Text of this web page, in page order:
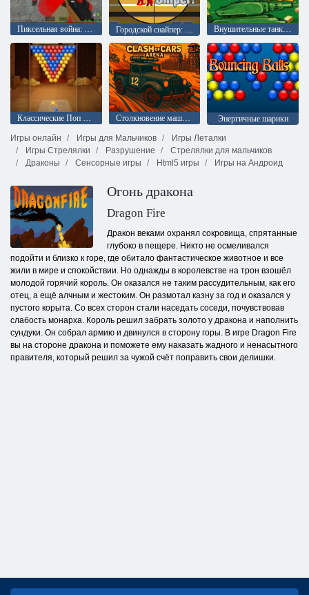
Пиксельная война: Апокалипсис зомби Городской снайпер: Супер Снайпер! Внушительные танки 2
Классические Поп Пузыри Столкновение машин: Арена
Энергичные шарики
Игры онлайн
Игры для Мальчиков
Игры Леталки
Игры Стрелялки
Разрушение
Стрелялки для мальчиков
Драконы
Сенсорные игры Html5 игры Игры на Андроид
Огонь дракона
Dragon Fire
Дракон веками охранял сокровища, спрятанные
глубоко в пещере. Никто не осмеливался
подойти и близко к горе, где обитало фантастическое животное и все
жили в мире и спокойствии. Но однажды в королевстве на трон взошёл
молодой горячий король. Он оказался не таким рассудительным, как его
отец, а ещё алчным и жестоким. Он размотал казну за год и оказался у
пустого корыта. Со всех сторон стали наседать соседи, почувствовав
слабость монарха. Король решил забрать золото у дракона и наполнить
сундуки. Он собрал армию и двинулся в сторону горы. В игре Dragon Fire
вы на стороне дракона и поможете ему наказать жадного и ненасытного
правителя, который решил за чужой счёт поправить свои делишки.